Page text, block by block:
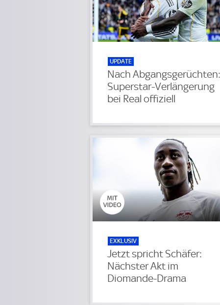
UPDATE
Nach Abgangsgerüchten:
Superstar-Verlängerung
bei Real offiziell
EXKLUSIV
Jetzt spricht Schäfer:
Nächster Akt im
Diomande-Drama